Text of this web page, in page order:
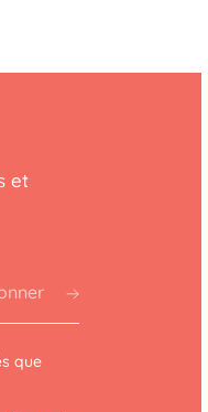
et
que